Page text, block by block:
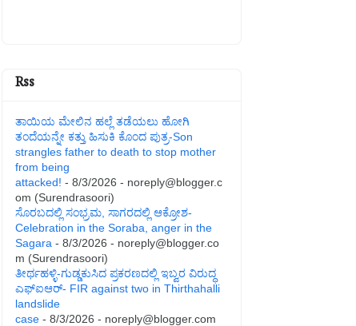
Rss
ತಾಯಿಯ ಮೇಲಿನ ಹಲ್ಲೆ ತಡೆಯಲು ಹೋಗಿ
ತಂದೆಯನ್ನೇ ಕತ್ತು ಹಿಸುಕಿ ಕೊಂದ ಪುತ್ರ-Son
strangles father to death to stop mother
from being
attacked! - 8/3/2026 - noreply@blogger.c
om (Surendrasoori)
ಸೊರಬದಲ್ಲಿ ಸಂಭ್ರಮ, ಸಾಗರದಲ್ಲಿ ಆಕ್ರೋಶ-
Celebration in the Soraba, anger in the
Sagara - 8/3/2026 - noreply@blogger.co
m (Surendrasoori)
ತೀರ್ಥಹಳ್ಳಿ-ಗುಡ್ಡಕುಸಿದ ಪ್ರಕರಣದಲ್ಲಿ ಇಬ್ವರ ವಿರುದ್ಧ
ಎಫ್ಐಆರ್- FIR against two in Thirthahalli
landslide
case - 8/3/2026 - noreply@blogger.com